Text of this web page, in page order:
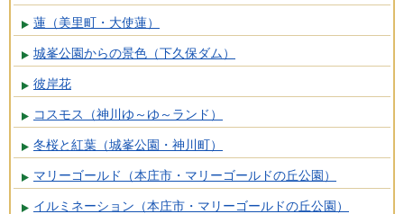
蓮（美里町・大使蓮）
城峯公園からの景色（下久保ダム）
彼岸花
コスモス（神川ゆ～ゆ～ランド）
冬桜と紅葉（城峯公園・神川町）
マリーゴールド（本庄市・マリーゴールドの丘公園）
イルミネーション（本庄市・マリーゴールドの丘公園）